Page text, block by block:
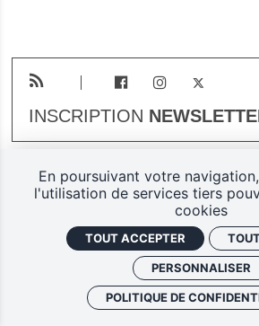
INSCRIPTION
Plan du site
Mentions légales
Politique de confidentialité
Ferarock.org, une réalisation
En poursuivant votre
l'utilisation de services tiers
cookies
TOUT ACCEPTER
PERSONNALISER
POLITIQUE DE